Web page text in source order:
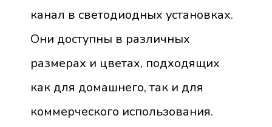
канал в светодиодных установках.
Они доступны в различных
размерах и цветах, подходящих
как для домашнего, так и для
коммерческого использования.